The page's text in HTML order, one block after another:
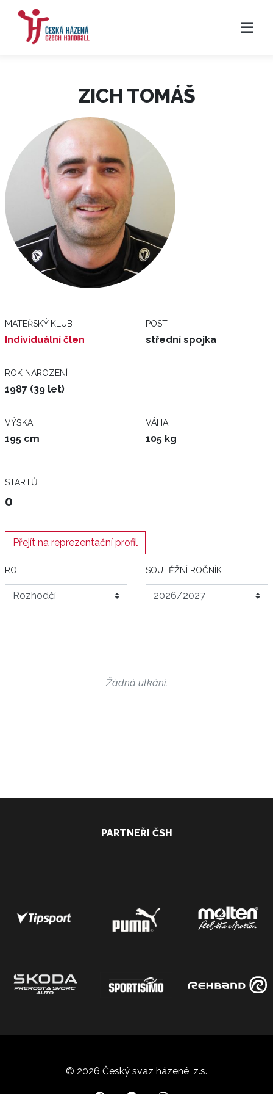
ZICH TOMÁŠ
MATEŘSKÝ KLUB
Individuální člen
POST
střední spojka
ROK NAROZENÍ
1987 (39 let)
VÝŠKA
195 cm
VÁHA
105 kg
STARTŮ
0
Přejít na reprezentační profil
ROLE SOUTĚŽNÍ ROČNÍK
Žádná utkání.
PARTNEŘI ČSH
© 2026 Český svaz házené, z.s.